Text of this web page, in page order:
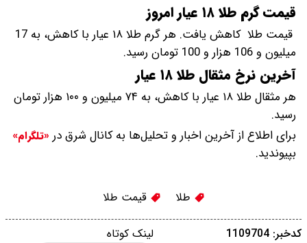
قیمت گرم طلا ۱۸ عیار امروز
قیمت طلا کاهش یافت. هر گرم طلا ۱۸ عیار با کاهش، به 17
میلیون و 106 هزار و 100 تومان رسید.
آخرین نرخ مثقال طلا ۱۸ عیار
هر مثقال طلا ۱۸ عیار با کاهش، به ۷۴ میلیون و ۱۰۰ هزار تومان
رسید‌.
برای اطلاع از آخرین اخبار و تحلیل‌ها به کانال شرق در «تلگرام»
بپیوندید.
طلا قیمت طلا
لینک کوتاه کدخبر: 1109704